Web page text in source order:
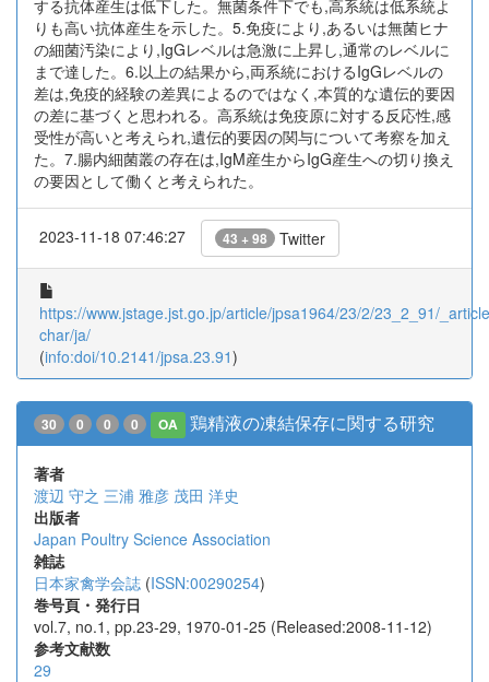
する抗体産生は低下した。無菌条件下でも,高系統は低系統よ
りも高い抗体産生を示した。5.免疫により,あるいは無菌ヒナ
の細菌汚染により,IgGレベルは急激に上昇し,通常のレベルに
まで達した。6.以上の結果から,両系統におけるIgGレベルの
差は,免疫的経験の差異によるのではなく,本質的な遺伝的要因
の差に基づくと思われる。高系統は免疫原に対する反応性,感
受性が高いと考えられ,遺伝的要因の関与について考察を加え
た。7.腸内細菌叢の存在は,IgM産生からIgG産生への切り換え
の要因として働くと考えられた。
2023-11-18 07:46:27 43 + 98 Twitter
https://www.jstage.jst.go.jp/article/jpsa1964/23/2/23_2_91/
char/ja/
(info:doi/10.2141/jpsa.23.91)
30 0 0 0 OA 鶏精液の凍結保存に関する研究
著者
渡辺 守之 三浦 雅彦 茂田 洋史
出版者
Japan Poultry Science Association
雑誌
日本家禽学会誌 (ISSN:00290254)
巻号頁・発行日
vol.7, no.1, pp.23-29, 1970-01-25 (Released:2008-11-12)
参考文献数
29